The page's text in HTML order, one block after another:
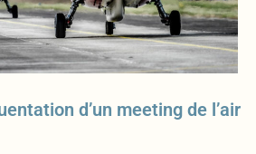
d’un meeting de l’air